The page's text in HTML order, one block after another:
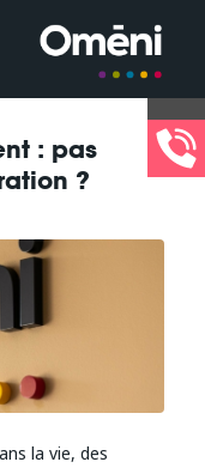
: pas
?
la vie, des